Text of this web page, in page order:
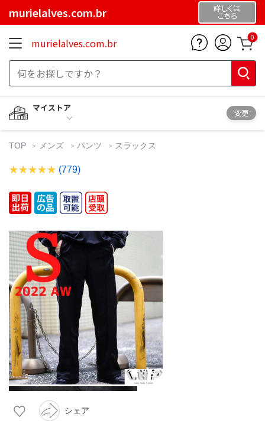
murielalves.com.br 詳しくは
こちら
murielalves.com.br 0
マイストア
変更
TOP メンズ パンツ スラックス
(779)
シェア